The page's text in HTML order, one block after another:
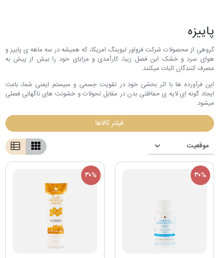
پاییزه
گروهی از محصولات شرکت فرواور لیوینگ امریکا، که همیشه در سه ماهه ی پاییز و
هوای سرد و خشک این فصل زیبا، کارآمدی و مزایای خود را بیش از پیش به
مصرف کنندگان اثبات میکنند.
این فرآورده ها با اثر بخشی خود در تقویت جسمی و سیستم ایمنی شما، باعث
ایجاد گونه ای لایه ی حفاظتی بدن در مقابل تحولات و خشونت های ناگهانی فصلی
میشود.
فیلتر کالاها
۳۰% ۳۰%